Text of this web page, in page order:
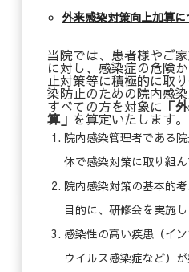
外来感染対策向上加算に
当院では、患者様やご
に対し、感染症の危険
止対策等に積極的に取
染防止のための院内感
すべての方を対象に 「
算」 を算定いたします
院内感染管理者である
体で感染対策に取り組ん
院内感染対策の基本的
目的に、研修会を実施し
感染性の高い疾患（イ
ウイルス感染症など）